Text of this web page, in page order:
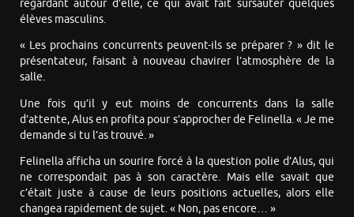
regardant autour d’elle, ce qui avait fait sursauter quelques
élèves masculins.
« Les prochains concurrents peuvent-ils se préparer ? » dit le
présentateur, faisant à nouveau chavirer l’atmosphère de la
salle.
Une fois qu’il y eut moins de concurrents dans la salle
d’attente, Alus en profita pour s’approcher de Felinella. « Je me
demande si tu l’as trouvé. »
Felinella afficha un sourire forcé à la question polie d’Alus, qui
ne correspondait pas à son caractère. Mais elle savait que
c’était juste à cause de leurs positions actuelles, alors elle
changea rapidement de sujet. « Non, pas encore… »